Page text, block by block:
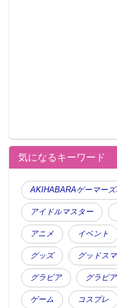
気になるキーワード
AKIHABARAゲーマー
アイドルマスター
アニメ イベント
グッズ グッドス
グラビア グラビ
ゲーム コスプレ